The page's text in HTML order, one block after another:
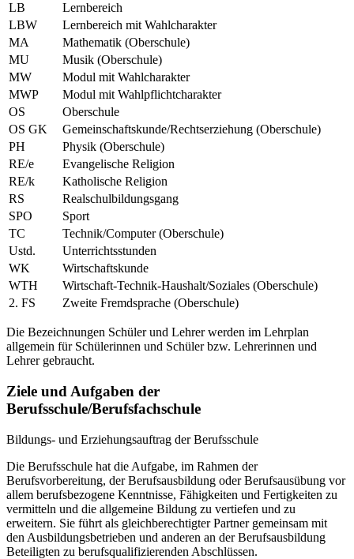
LB
Lernbereich
LBW
Lernbereich mit Wahlcharakter
MA
Mathematik (Oberschule)
MU
Musik (Oberschule)
MW
Modul mit Wahlcharakter
MWP
Modul mit Wahlpflichtcharakter
OS
Oberschule
OS GK
Gemeinschaftskunde/Rechtserziehung (Oberschule)
PH
Physik (Oberschule)
RE/e
Evangelische Religion
RE/k
Katholische Religion
RS
Realschulbildungsgang
SPO
Sport
TC
Technik/Computer (Oberschule)
Ustd.
Unterrichtsstunden
WK
Wirtschaftskunde
WTH
Wirtschaft-Technik-Haushalt/Soziales (Oberschule)
2. FS
Zweite Fremdsprache (Oberschule)
Die Bezeichnungen Schüler und Lehrer werden im Lehrplan
allgemein für Schülerinnen und Schüler bzw. Lehrerinnen und
Lehrer gebraucht.
Ziele und Aufgaben der
Berufsschule/Berufsfachschule
Bildungs- und Erziehungsauftrag der Berufsschule
Die Berufsschule hat die Aufgabe, im Rahmen der
Berufsvorbereitung, der Berufsausbildung oder Berufsausübung vor
allem berufsbezogene Kenntnisse, Fähigkeiten und Fertigkeiten zu
vermitteln und die allgemeine Bildung zu vertiefen und zu
erweitern. Sie führt als gleichberechtigter Partner gemeinsam mit
den Ausbildungsbetrieben und anderen an der Berufsausbildung
Beteiligten zu berufsqualifizierenden Abschlüssen.